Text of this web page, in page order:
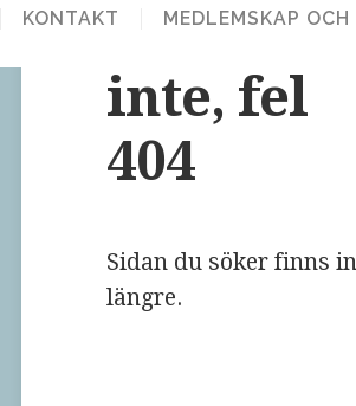
KONTAKT MEDLEMSKAP OCH
Hittades
inte, fel
404
Sidan du söker finns
längre.